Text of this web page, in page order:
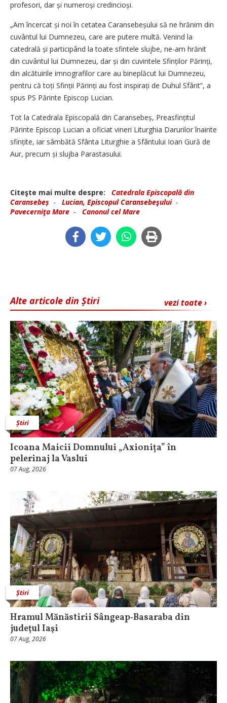
profesori, dar și numeroși credincioși.
„Am încercat și noi în cetatea Caransebeșului să ne hrănim din
cuvântul lui Dumnezeu, care are putere multă. Venind la
catedrală și participând la toate sfintele slujbe, ne-am hrănit
din cuvântul lui Dumnezeu, dar și din cuvintele Sfinților Părinți,
din alcătuirile imnografilor care au bineplăcut lui Dumnezeu,
pentru că toți Sfinții Părinți au fost inspirați de Duhul Sfânt”, a
spus PS Părinte Episcop Lucian.
Tot la Catedrala Episcopală din Caransebeș, Preasfințitul
Părinte Episcop Lucian a oficiat vineri Liturghia Darurilor înainte
sfințite, iar sâmbătă Sfânta Liturghie a Sfântului Ioan Gură de
Aur, precum și slujba Parastasului.
Citeşte mai multe despre:
Catedrala Episcopală din
Caransebeș - Lucian, Episcopul Caransebeşului-
Pavecerniţa Mare - Canonul cel Mare
vezi toate ›
Alte articole din Știri
Știri
Icoana Maicii Domnului „Axionița” în
pelerinaj la Vaslui
07 Aug, 2026
Știri
Hramul Mănăstirii Sângeap‑Basaraba din
judeţul Iaşi
07 Aug, 2026